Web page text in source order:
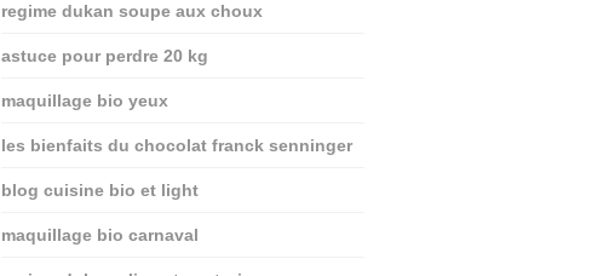
regime dukan soupe aux choux
astuce pour perdre 20 kg
maquillage bio yeux
les bienfaits du chocolat franck senninger
blog cuisine bio et light
maquillage bio carnaval